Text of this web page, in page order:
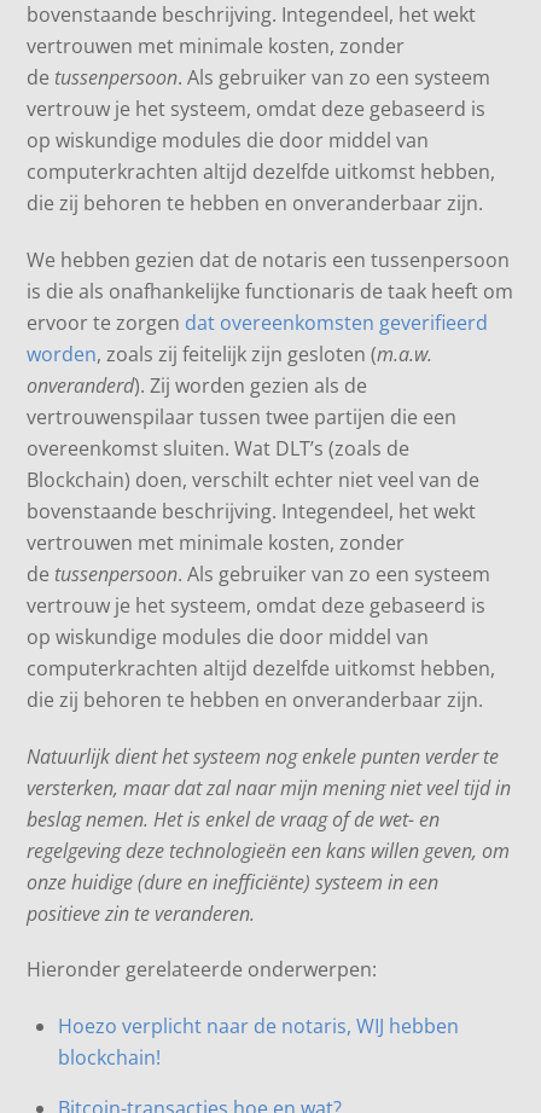
bovenstaande beschrijving. Integendeel, het wekt
vertrouwen met minimale kosten, zonder
de tussenpersoon. Als gebruiker van zo een systeem
vertrouw je het systeem, omdat deze gebaseerd is
op wiskundige modules die door middel van
computerkrachten altijd dezelfde uitkomst hebben,
die zij behoren te hebben en onveranderbaar zijn.
We hebben gezien dat de notaris een tussenpersoon
is die als onafhankelijke functionaris de taak heeft om
ervoor te zorgen dat overeenkomsten geverifieerd
worden, zoals zij feitelijk zijn gesloten (m.a.w.
onveranderd). Zij worden gezien als de
vertrouwenspilaar tussen twee partijen die een
overeenkomst sluiten. Wat DLT’s (zoals de
Blockchain) doen, verschilt echter niet veel van de
bovenstaande beschrijving. Integendeel, het wekt
vertrouwen met minimale kosten, zonder
de tussenpersoon. Als gebruiker van zo een systeem
vertrouw je het systeem, omdat deze gebaseerd is
op wiskundige modules die door middel van
computerkrachten altijd dezelfde uitkomst hebben,
die zij behoren te hebben en onveranderbaar zijn.
Natuurlijk dient het systeem nog enkele punten verder te
versterken, maar dat zal naar mijn mening niet veel tijd in
beslag nemen. Het is enkel de vraag of de wet- en
regelgeving deze technologieën een kans willen geven, om
onze huidige (dure en inefficiënte) systeem in een
positieve zin te veranderen.
Hieronder gerelateerde onderwerpen:
Hoezo verplicht naar de notaris, WIJ hebben
blockchain!